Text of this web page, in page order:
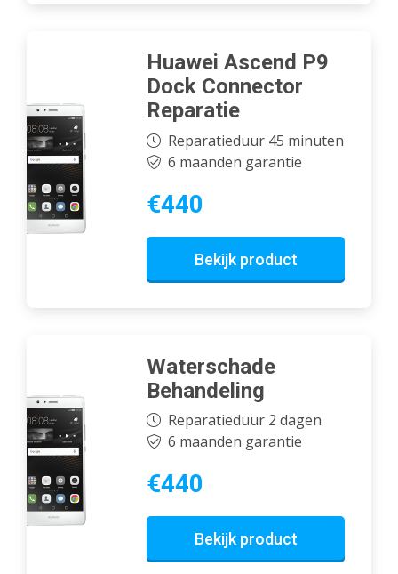
Huawei Ascend P9
Dock Connector
Reparatie
Reparatieduur 45 minuten
6 maanden garantie
€440
Bekijk product
Waterschade
Behandeling
Reparatieduur 2 dagen
6 maanden garantie
€440
Bekijk product